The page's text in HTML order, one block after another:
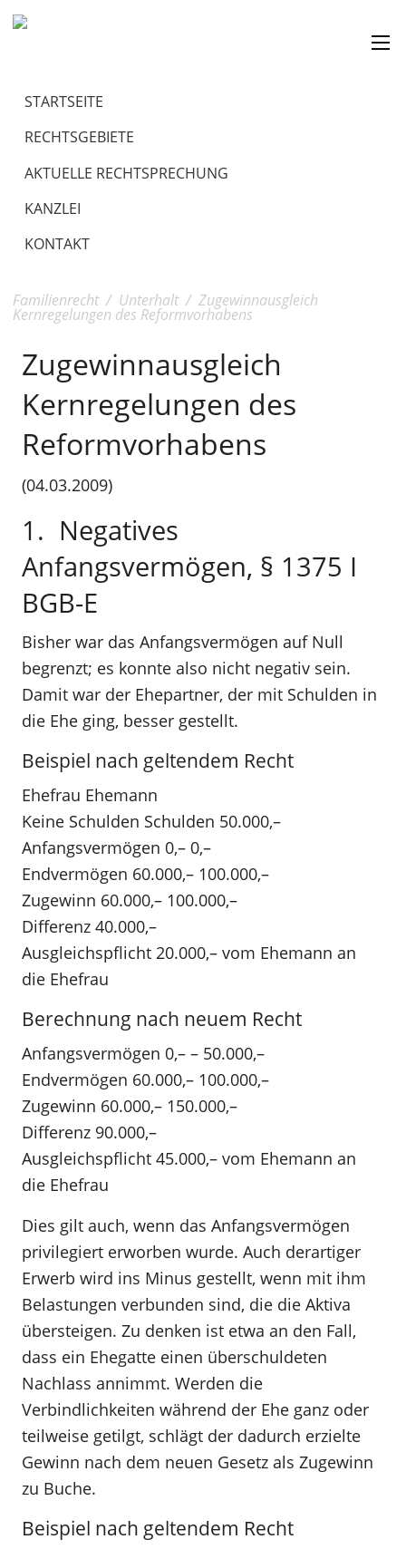
STARTSEITE
RECHTSGEBIETE
AKTUELLE RECHTSPRECHUNG
KANZLEI
KONTAKT
Familienrecht / Unterhalt / Zugewinnausgleich
Kernregelungen des Reformvorhabens
Zugewinnausgleich
Kernregelungen des
Reformvorhabens
(04.03.2009)
1. Negatives
Anfangsvermögen, § 1375 I
BGB-E
Bisher war das Anfangsvermögen auf Null
begrenzt; es konnte also nicht negativ sein.
Damit war der Ehepartner, der mit Schulden in
die Ehe ging, besser gestellt.
Beispiel nach geltendem Recht
Ehefrau Ehemann
Keine Schulden Schulden 50.000,–
Anfangsvermögen 0,– 0,–
Endvermögen 60.000,– 100.000,–
Zugewinn 60.000,– 100.000,–
Differenz 40.000,–
Ausgleichspflicht 20.000,– vom Ehemann an
die Ehefrau
Berechnung nach neuem Recht
Anfangsvermögen 0,– – 50.000,–
Endvermögen 60.000,– 100.000,–
Zugewinn 60.000,– 150.000,–
Differenz 90.000,–
Ausgleichspflicht 45.000,– vom Ehemann an
die Ehefrau
Dies gilt auch, wenn das Anfangsvermögen
privilegiert erworben wurde. Auch derartiger
Erwerb wird ins Minus gestellt, wenn mit ihm
Belastungen verbunden sind, die die Aktiva
übersteigen. Zu denken ist etwa an den Fall,
dass ein Ehegatte einen überschuldeten
Nachlass annimmt. Werden die
Verbindlichkeiten während der Ehe ganz oder
teilweise getilgt, schlägt der dadurch erzielte
Gewinn nach dem neuen Gesetz als Zugewinn
zu Buche.
Beispiel nach geltendem Recht